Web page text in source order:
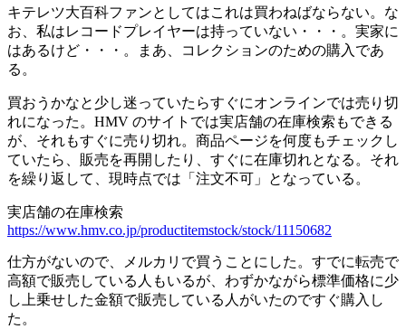
キテレツ大百科ファンとしてはこれは買わねばならない。な
お、私はレコードプレイヤーは持っていない・・・。実家に
はあるけど・・・。まあ、コレクションのための購入であ
る。
買おうかなと少し迷っていたらすぐにオンラインでは売り切
れになった。HMV のサイトでは実店舗の在庫検索もできる
が、それもすぐに売り切れ。商品ページを何度もチェックし
ていたら、販売を再開したり、すぐに在庫切れとなる。それ
を繰り返して、現時点では「注文不可」となっている。
実店舗の在庫検索
https://www.hmv.co.jp/productitemstock/stock/11150682
仕方がないので、メルカリで買うことにした。すでに転売で
高額で販売している人もいるが、わずかながら標準価格に少
し上乗せした金額で販売している人がいたのですぐ購入し
た。